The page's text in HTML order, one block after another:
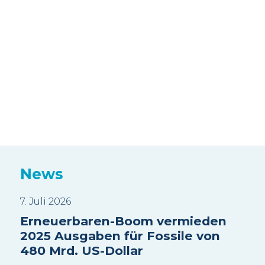
News
7. Juli 2026
Erneuerbaren-Boom vermieden
2025 Ausgaben für Fossile von
480 Mrd. US-Dollar